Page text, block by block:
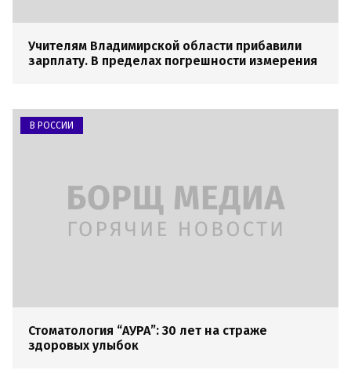
Учителям Владимирской области прибавили
зарплату. В пределах погрешности измерения
В РОССИИ
Стоматология “АУРА”: 30 лет на страже
здоровых улыбок